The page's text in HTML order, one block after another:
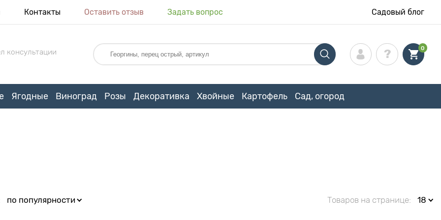
Контакты Оставить отзыв Задать вопрос Садовый блог
консультации 0
Ягодные Виноград Розы Декоративка Хвойные Картофель Сад, огород
по популярности Товаров на странице: 18